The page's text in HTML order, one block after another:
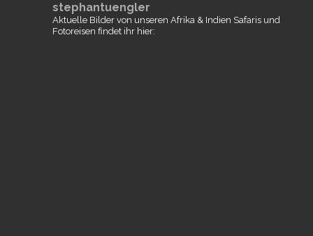
stephantuengler
Aktuelle Bilder von unseren Afrika & Indien Safaris und
Fotoreisen findet ihr hier: